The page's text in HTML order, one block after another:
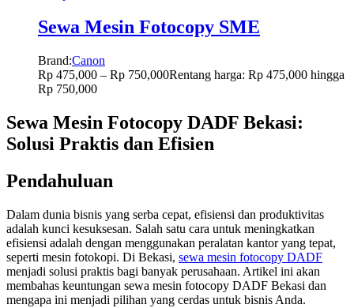
Sewa Mesin Fotocopy SME
Brand:Canon
Rp 475,000 – Rp 750,000Rentang harga: Rp 475,000 hingga
Rp 750,000
Sewa Mesin Fotocopy DADF Bekasi:
Solusi Praktis dan Efisien
Pendahuluan
Dalam dunia bisnis yang serba cepat, efisiensi dan produktivitas
adalah kunci kesuksesan. Salah satu cara untuk meningkatkan
efisiensi adalah dengan menggunakan peralatan kantor yang tepat,
seperti mesin fotokopi. Di Bekasi, sewa mesin fotocopy DADF
menjadi solusi praktis bagi banyak perusahaan. Artikel ini akan
membahas keuntungan sewa mesin fotocopy DADF Bekasi dan
mengapa ini menjadi pilihan yang cerdas untuk bisnis Anda.